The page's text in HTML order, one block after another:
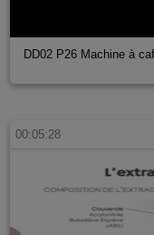
DD02 P26 Machine à
00:05:28